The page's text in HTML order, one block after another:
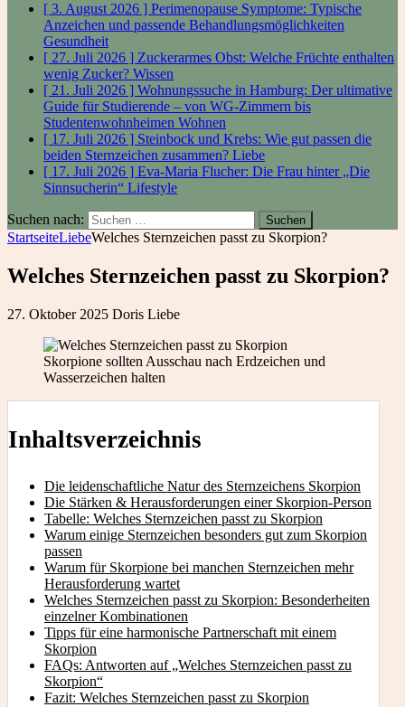
[ 3. August 2026 ] Perimenopause Symptome: Typische
Anzeichen und passende Behandlungsmöglichkeiten
Gesundheit
[ 27. Juli 2026 ] Zuckerarmes Obst: Welche Früchte enthalten
wenig Zucker? Wissen
[ 21. Juli 2026 ] Wohnungssuche in Hamburg: Der ultimative
Guide für Studierende – von WG-Zimmern bis
Studentenwohnheimen Wohnen
[ 17. Juli 2026 ] Steinbock und Krebs: Wie gut passen die
beiden Sternzeichen zusammen? Liebe
[ 17. Juli 2026 ] Eva-Maria Flucher: Die Frau hinter „Die
Sinnsucherin“ Lifestyle
Suchen nach:
StartseiteLiebeWelches Sternzeichen passt zu Skorpion?
Welches Sternzeichen passt zu Skorpion?
27. Oktober 2025 Doris Liebe
Skorpione sollten Ausschau nach Erdzeichen und
Wasserzeichen halten
Inhaltsverzeichnis
Die leidenschaftliche Natur des Sternzeichens Skorpion
Die Stärken & Herausforderungen einer Skorpion-Person
Tabelle: Welches Sternzeichen passt zu Skorpion
Warum einige Sternzeichen besonders gut zum Skorpion
passen
Warum für Skorpione bei manchen Sternzeichen mehr
Herausforderung wartet
Welches Sternzeichen passt zu Skorpion: Besonderheiten
einzelner Kombinationen
Tipps für eine harmonische Partnerschaft mit einem
Skorpion
FAQs: Antworten auf „Welches Sternzeichen passt zu
Skorpion“
Fazit: Welches Sternzeichen passt zu Skorpion